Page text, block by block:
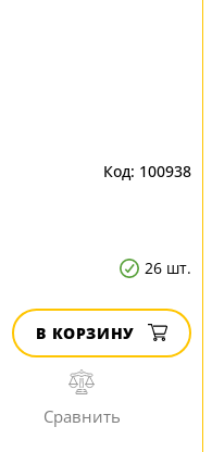
100938
26 шт.
В КОРЗИНУ